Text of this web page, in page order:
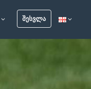
ᲨᲔᲡᲕᲚᲐ